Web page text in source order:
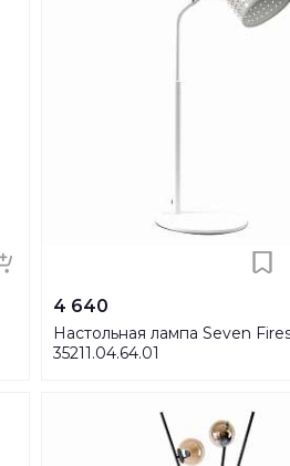
4 640
Настольная лампа Seven
35211.04.64.01